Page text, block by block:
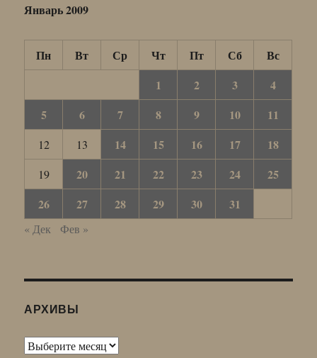
Январь 2009
Пн Вт Ср Чт Пт Сб
Вс
1
2 3
4
5
6 7 8 9 10 11
12 13 14 15 16 17 18
19 20 21 22 23 24
25
26
27 28 29 30 31
« Дек Фев »
АРХИВЫ
Архивы